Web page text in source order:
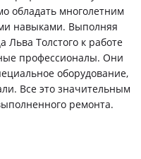
обладать многолетним
навыками. Выполняя
Толстого к работе
профессионалы. Они
оборудование,
Все это значительным
ремонта.